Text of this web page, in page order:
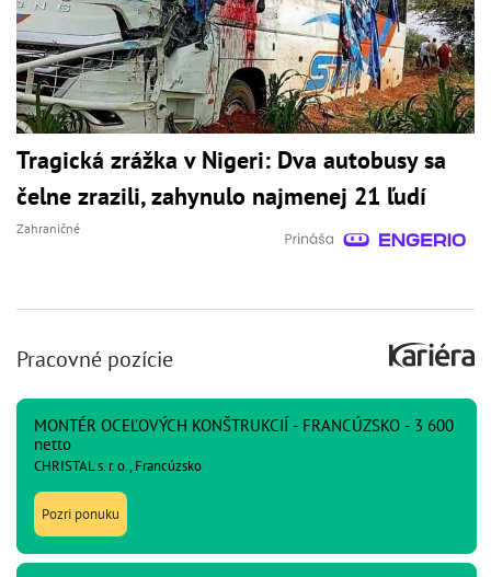
Tragická zrážka v Nigeri: Dva autobusy sa
čelne zrazili, zahynulo najmenej 21 ľudí
Zahraničné
Pracovné pozície
MONTÉR OCEĽOVÝCH KONŠTRUKCIÍ - FRANCÚZSKO - 3 600
netto
CHRISTAL s. r. o., Francúzsko
Pozri ponuku